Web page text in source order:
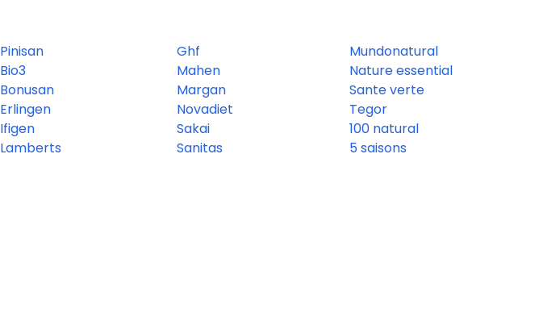
Pinisan
Bio3
Bonusan
Erlingen
Ifigen
Lamberts
Ghf
Mahen
Margan
Novadiet
Sakai
Sanitas
Mundonatural
Nature essential
Sante verte
Tegor
100 natural
5 saisons